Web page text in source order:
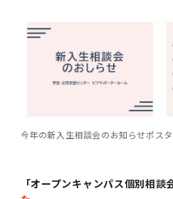
第3回『知と癒しの匠の
（第３期中期目標期間中
等について
「複合領域コース」の履修
及び「複数学士号」に関す
東京医科歯科大学規則集
研究不正の防止
東京医科歯科大学ダイバー
ジョン推進宣言／基本方
女性活躍推進法による一般
動計画
わくわく保育園（学内保育
障がいのある学生のサポー
研究テーマ検索システム
学生保険制度について
サークル紹介
入試説明会
キャンパス見学 ※現在は
キャンパス紹介
入学料・授業料の免除・徴
お問い合わせ
（旧TMDU卓越大学院生制
学対象）の募集について
Call for Applications to
SPRING（MD）Program
Academic Year by
(*Autumn admission)
令和６年度（２０２４年度
世代フロントランナー育成
た。
高等教育の修学支援制度
優秀賞募集について
ピアサポーター
証明書関係
医学部在学生
障がいのある学生サポート
修学上の支援について
令和７年度（２０２５年度
学校推薦・求人情報について
学内就職支援イベント
学外就職支援イベント
就職支援サイトリンク集
卒業後の進路及び卒業者数
学生・女性支援センター
わくわく保育園
フィットネスルーム・売店
台風等の自然災害や交通機
置（湯島地区）Class
due to Natural
Typhoons, and
Cancellation (for the
新入学の大学院生へ To
医歯学総合研究科博士課
博士課程 生命理工医療科学
博士課程 生命理工医療科
分野構成
医歯学総合研究科博士課
履修要項（大学院シラバス
年報トップ
2024年（25.7MB）
統合教育機構学務企画課
セミナー・特別講義
統合教育機構学務企画課
年報
年報トップ
大学病院トップ
医科（医系診療部門）
歯科（歯系診療部門）
スポーツサイエンス機構
M&Dデータ科学センター
医学・歯学分野における数
統合研究機構・統合イノベ
オープンイノベーションセ
ES細胞/iPS細胞を使用する
各種委員会関係(学内専用)
特定認定再生医療等委員会
臨床研究法における臨床
特定認定再生医療等委員会
利益相反に関する説明会資
今年の新入生相談会のお知らせポス
「オープンキャンパス個別相談会